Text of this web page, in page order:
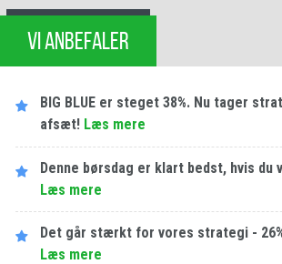
VI ANBEFALER
BIG BLUE er steget 38%. Nu tager
afsæt! Læs mere
Denne børsdag er klart bedst, hvis du
Læs mere
Det går stærkt for vores strategi -
Læs mere